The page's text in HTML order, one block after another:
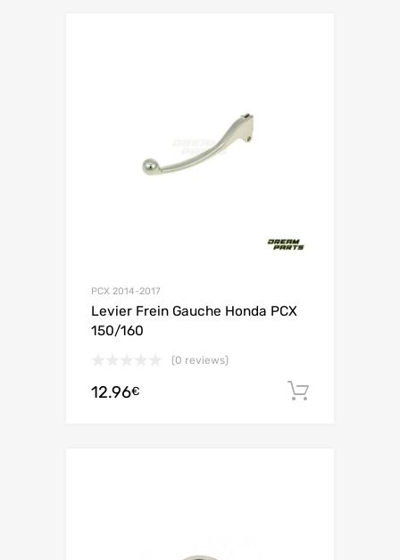
PCX 2014-2017
Levier Frein Gauche Honda PCX
150/160
(0 reviews)
12.96€